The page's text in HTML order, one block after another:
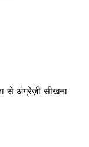
से अंग्रेज़ी सीखना